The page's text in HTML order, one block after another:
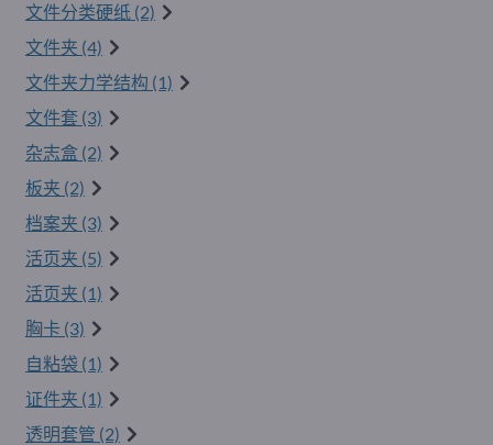
文件分类硬纸 (2)
文件夹 (4)
文件夹力学结构 (1)
文件套 (3)
杂志盒 (2)
板夹 (2)
档案夹 (3)
活页夹 (5)
活页夹 (1)
胸卡 (3)
自粘袋 (1)
证件夹 (1)
透明套管 (2)